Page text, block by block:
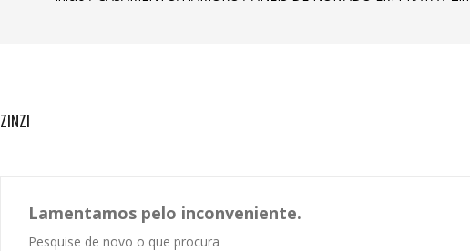
ZINZI
Lamentamos pelo inconveniente.
Pesquise de novo o que procura